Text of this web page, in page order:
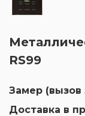
RS99
Замер (вызов
Доставка в